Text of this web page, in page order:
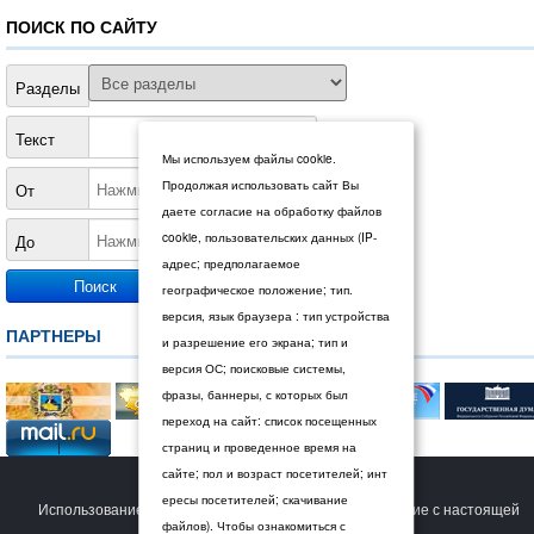
ПОИСК ПО САЙТУ
Разделы
Текст
От
До
ПАРТНЕРЫ
© 2026 Дума Ставропольского края.
Использование сайта Пользователем означает согласие с настоящей
Мы используем файлы cookie.
Продолжая использовать сайт Вы
даете согласие на обработку файлов
cookie, пользовательских данных (IP-
адрес; предполагаемое
географическое положение; тип.
версия, язык браузера : тип устройства
и разрешение его экрана; тип и
версия ОС; поисковые системы,
фразы, баннеры, с которых был
переход на сайт: список посещенных
страниц и проведенное время на
сайте; пол и возраст посетителей; инт
ересы посетителей; скачивание
файлов). Чтобы ознакомиться с